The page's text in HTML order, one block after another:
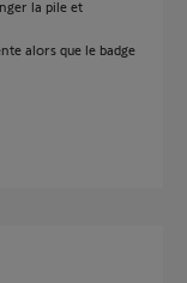
la pile et
alors que le badge